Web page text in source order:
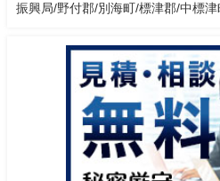
振興局/野付郡/別海町/標津郡/中標